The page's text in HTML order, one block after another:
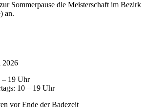
Sommerpause die Meisterschaft im Bezirk
an.
2026
– 19 Uhr
10 – 19 Uhr
vor Ende der Badezeit